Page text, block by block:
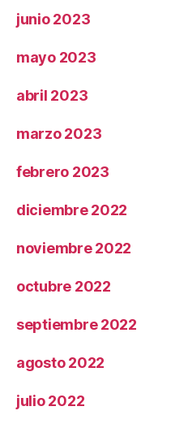
junio 2023
mayo 2023
abril 2023
marzo 2023
febrero 2023
diciembre 2022
noviembre 2022
octubre 2022
septiembre 2022
agosto 2022
julio 2022